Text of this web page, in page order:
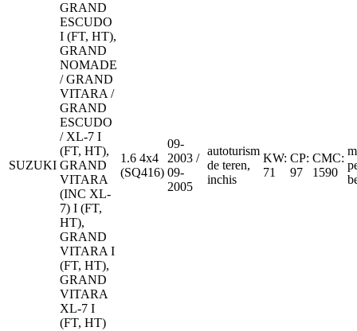
SUZUKI
GRAND
ESCUDO
I (FT, HT),
GRAND
NOMADE
/ GRAND
VITARA /
GRAND
ESCUDO
/ XL-7 I
(FT, HT),
GRAND
VITARA
(INC XL-
7) I (FT,
HT),
GRAND
VITARA I
(FT, HT),
GRAND
VITARA
XL-7 I
(FT, HT)
1.6 4x4
(SQ416)
09-
2003 /
09-
2005
autoturism
de teren,
inchis
KW:
71
CP:
97
CMC:
1590